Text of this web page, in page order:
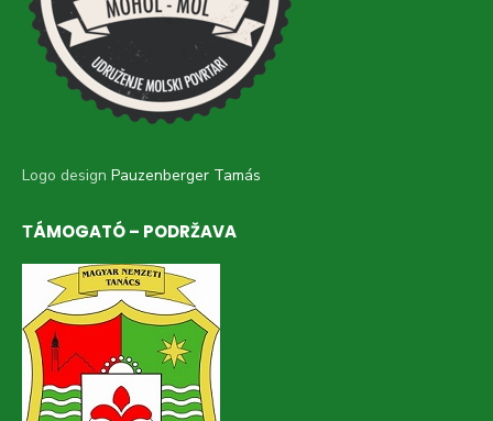
Logo design Pauzenberger Tamás
ТÁMOGATÓ – PODRŽAVA